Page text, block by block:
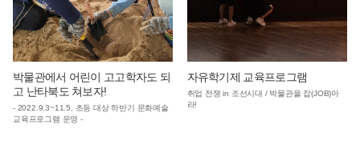
박물관에서 어린이 고고학자도 되
고 난타북도 쳐보자!
- 2022.9.3~11.5, 초등 대상 하반기 문화예술
교육프로그램 운영 -
자유학기제 교육프로그램
취업 전쟁 in 조선시대 / 박물관을 잡(JOB)아
라!